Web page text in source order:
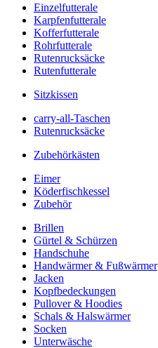
Einzelfutterale
Karpfenfutterale
Kofferfutterale
Rohrfutterale
Rutenrucksäcke
Rutenfutterale
Sitzkissen
carry-all-Taschen
Rutenrucksäcke
Zubehörkästen
Eimer
Köderfischkessel
Zubehör
Brillen
Gürtel & Schürzen
Handschuhe
Handwärmer & Fußwärmer
Jacken
Kopfbedeckungen
Pullover & Hoodies
Schals & Halswärmer
Socken
Unterwäsche